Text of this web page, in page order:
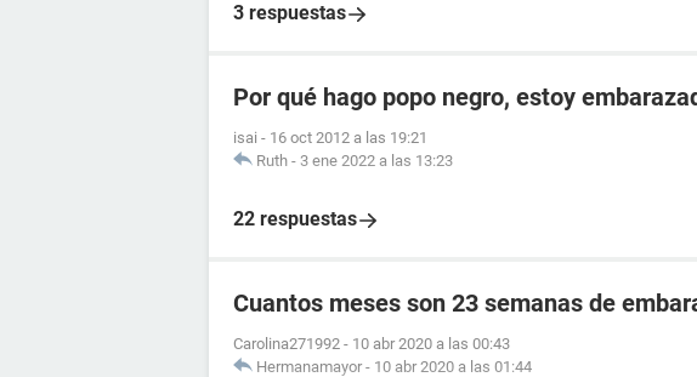
3 respuestas
Por qué hago popo negro, estoy
isai - 16 oct 2012 a las 19:21
Ruth - 3 ene 2022 a las 13:23
22 respuestas
Cuantos meses son 23 semanas de
Carolina271992 - 10 abr 2020 a las 00:43
Hermanamayor - 10 abr 2020 a las 01:44